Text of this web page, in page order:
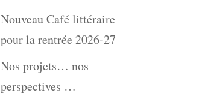
Nouveau Café littéraire
pour la rentrée 2026-27
Nos projets… nos
perspectives …